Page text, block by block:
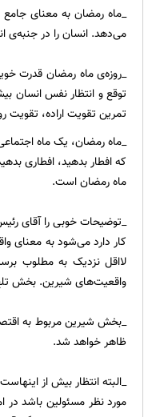
_ماه رمضان به معنای
می‌دهد. انسان را در جنبه‌ی
_روزه‌ی ماه رمضان قدرت
توقع و انتظار نفس انسان
تمرین تقویت اراده،
_ماه رمضان، یک ماه
که افطار بدهید، افطاری
ماه رمضان است.
_توضیحات خوبی را آقای
کار دارد می‌شود به معنای
لااقل نزدیک به مطلوب
واقعیت‌های شیرین. بخش
_بخش شیرین مربوط به
ظاهر خواهد شد.
_البته انتظار بیش از
مورد نظر مسئولین باشد